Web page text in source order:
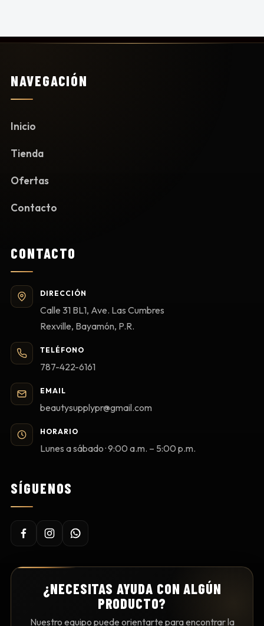
NAVEGACIÓN
Inicio
Tienda
Ofertas
Contacto
CONTACTO
DIRECCIÓN
Calle 31 BL1, Ave. Las Cumbres
Rexville, Bayamón, P.R.
TELÉFONO
787-422-6161
EMAIL
beautysupplypr@gmail.com
HORARIO
Lunes a sábado · 9:00 a.m. – 5:00 p.m.
SÍGUENOS
¿NECESITAS AYUDA CON ALGÚN
PRODUCTO?
Nuestro equipo puede orientarte para encontrar la